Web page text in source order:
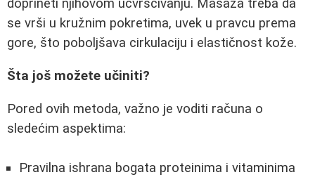
doprineti njihovom učvršćivanju. Masaža treba da
se vrši u kružnim pokretima, uvek u pravcu prema
gore, što poboljšava cirkulaciju i elastičnost kože.
Šta još možete učiniti?
Pored ovih metoda, važno je voditi računa o
sledećim aspektima:
Pravilna ishrana bogata proteinima i vitaminima